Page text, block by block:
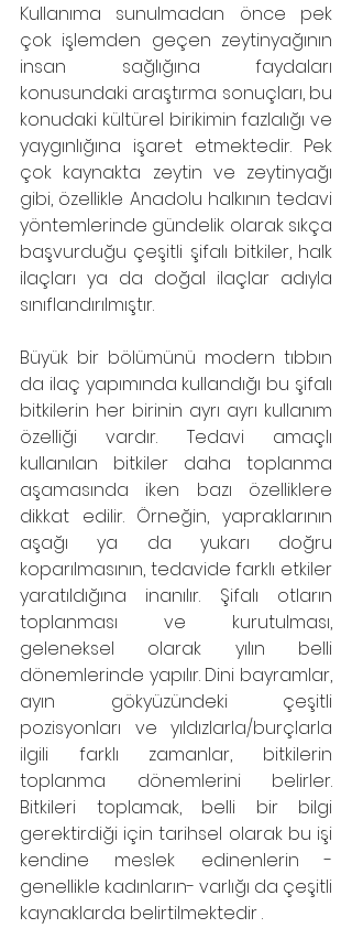
Kullanıma sunulmadan önce pek
çok işlemden geçen zeytinyağının
insan sağlığına faydaları
konusundaki araştırma sonuçları, bu
konudaki kültürel birikimin fazlalığı ve
yaygınlığına işaret etmektedir. Pek
çok kaynakta zeytin ve zeytinyağı
gibi, özellikle Anadolu halkının tedavi
yöntemlerinde gündelik olarak sıkça
başvurduğu çeşitli şifalı bitkiler, halk
ilaçları ya da doğal ilaçlar adıyla
sınıflandırılmıştır.
Büyük bir bölümünü modern tıbbın
da ilaç yapımında kullandığı bu şifalı
bitkilerin her birinin ayrı ayrı kullanım
özelliği vardır. Tedavi amaçlı
kullanılan bitkiler daha toplanma
aşamasında iken bazı özelliklere
dikkat edilir. Örneğin, yapraklarının
aşağı ya da yukarı doğru
koparılmasının, tedavide farklı etkiler
yaratıldığına inanılır. Şifalı otların
toplanması ve kurutulması,
geleneksel olarak yılın belli
dönemlerinde yapılır. Dini bayramlar,
ayın gökyüzündeki çeşitli
pozisyonları ve yıldızlarla/burçlarla
ilgili farklı zamanlar, bitkilerin
toplanma dönemlerini belirler.
Bitkileri toplamak, belli bir bilgi
gerektirdiği için tarihsel olarak bu işi
kendine meslek edinenlerin -
genellikle kadınların- varlığı da çeşitli
kaynaklarda belirtilmektedir .